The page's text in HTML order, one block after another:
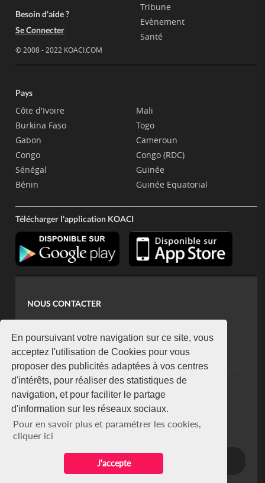
En poursuivant votre navigation sur ce site, vous
acceptez l'utilisation de Cookies pour vous
proposer des publicités adaptées à vos centres
d'intérêts, pour réaliser des statistiques de
navigation, et pour faciliter le partage
d'information sur les réseaux sociaux.
Pour en savoir plus et paramétrer les cookies,
cliquer ici
J'accepte
Besoin d'aide ?
Se Connecter
© 2008 - 2022 KOACI.COM
Tribune
Evènement
Santé
Pays
Côte d'Ivoire
Burkina Faso
Gabon
Congo
Sénégal
Bénin
Mali
Togo
Cameroun
Congo (RDC)
Guinée
Guinée Equatorial
Télécharger l'application KOACI
NOUS CONTACTER
koaci@yahoo.fr
+225 07 08 85 52 93
NEWSLETTER
Restez connecté via notre newsletter
S'abonner
Se désabonner